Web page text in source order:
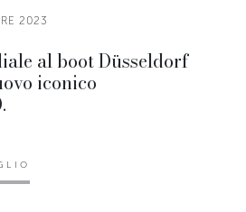
2023
al boot Düsseldorf
iconico